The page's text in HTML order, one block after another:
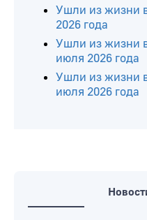
Ушли из жизни
2026 года
Ушли из жизни
июля 2026 года
Ушли из жизни
июля 2026 года